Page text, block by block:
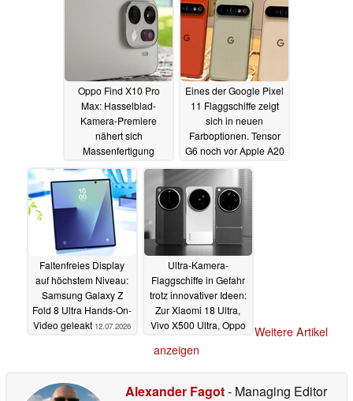
Oppo Find X10 Pro
Max: Hasselblad-
Kamera-Premiere
nähert sich
Massenfertigung
13.07.2026
Eines der Google Pixel
11 Flaggschiffe zeigt
sich in neuen
Farboptionen. Tensor
G6 noch vor Apple A20
13.07.2026
Faltenfreies Display
auf höchstem Niveau:
Samsung Galaxy Z
Fold 8 Ultra Hands-On-
Video geleakt 12.07.2026
Ultra-Kamera-
Flaggschiffe in Gefahr
trotz innovativer Ideen:
Zur Xiaomi 18 Ultra,
Vivo X500 Ultra, Oppo
12.07.2026
Weitere Artikel
anzeigen
Alexander Fagot- Managing Editor